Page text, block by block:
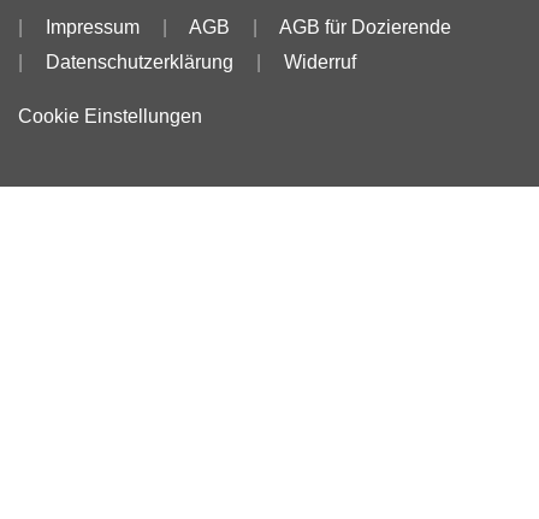
Impressum AGB
AGB für Dozierende
Datenschutzerklärung
Widerruf
Cookie Einstellungen